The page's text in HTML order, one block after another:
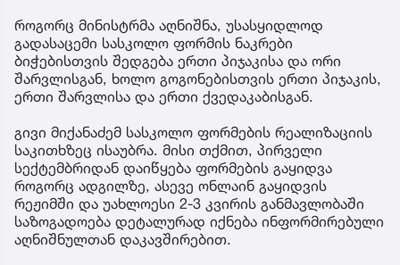
როგორც მინისტრმა აღნიშნა, უსასყიდლოდ
გადასაცემი სასკოლო ფორმის ნაკრები
ბიჭებისთვის შედგება ერთი პიჯაკისა და ორი
შარვლისგან, ხოლო გოგონებისთვის ერთი პიჯაკის,
ერთი შარვლისა და ერთი ქვედაკაბისგან.
გივი მიქანაძემ სასკოლო ფორმების რეალიზაციის
საკითხზეც ისაუბრა. მისი თქმით, პირველი
სექტემბრიდან დაიწყება ფორმების გაყიდვა
როგორც ადგილზე, ასევე ონლაინ გაყიდვის
რეჟიმში და უახლოესი 2-3 კვირის განმავლობაში
საზოგადოება დეტალურად იქნება ინფორმირებული
აღნიშნულთან დაკავშირებით.